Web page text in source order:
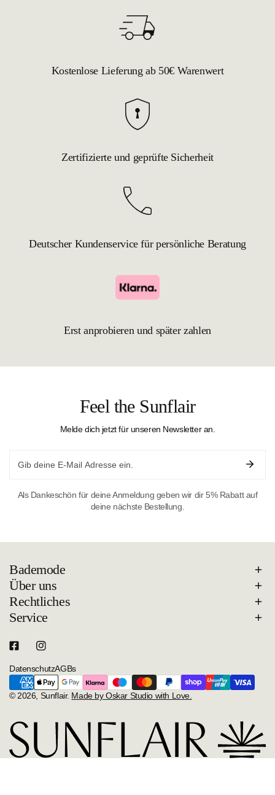
Kostenlose Lieferung ab 50€ Warenwert
Zertifizierte und geprüfte Sicherheit
Deutscher Kundenservice für persönliche Beratung
Erst anprobieren und später zahlen
Feel the Sunflair
Melde dich jetzt für unseren Newsletter an.
Als Dankeschön für deine Anmeldung geben wir dir 5% Rabatt auf
deine nächste Bestellung.
Bademode
Über uns
Rechtliches
Service
© 2026, Sunflair. Made by Oskar Studio with Love.
DatenschutzAGBs
Zahlungsarten